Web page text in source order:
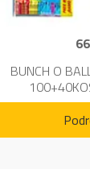
BUNCH O